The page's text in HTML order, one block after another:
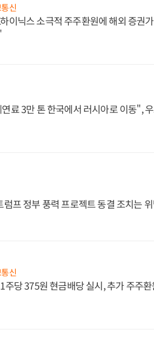
신
이닉스 소극적 주주환원에 해외 증권
료 3만 톤 한국에서 러시아로 이동",
프 정부 풍력 프로젝트 동결 조치는
신
주당 375원 현금배당 실시, 추가 주주